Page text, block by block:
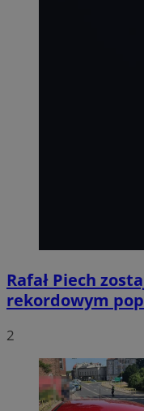
Rafał Piech
rekordowym
2